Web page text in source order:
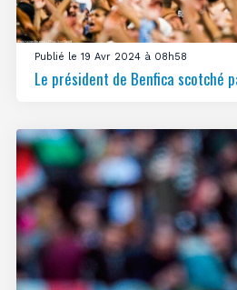
Publié le 19 Avr 2024 à 08h58
Le président de Benfica scotché